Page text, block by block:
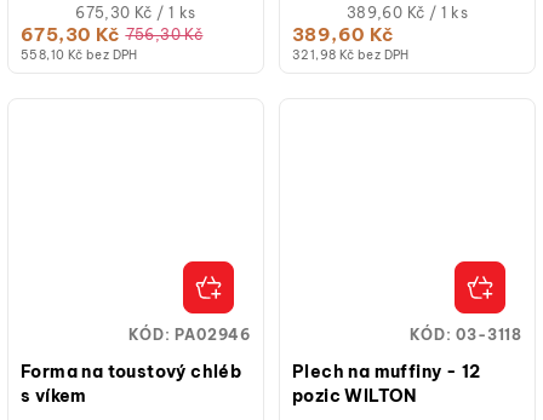
558,10 Kč bez DPH
675,30 Kč 756,30 Kč
Měrná
cena:
675,30 Kč / 1 ks
značky Decora je...
321,98 Kč bez DPH
389,60 Kč
Měrná
cena:
389,60 Kč / 1 ks
dezertů.
Forma na toustový chléb
s víkem
KÓD: PA02946
Plech na muffiny - 12
pozic WILTON
KÓD:03-3118